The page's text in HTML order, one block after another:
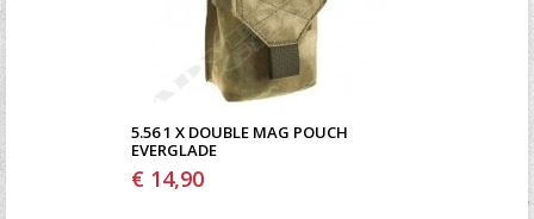
5.56 1 X DOUBLE MAG POUCH
EVERGLADE
€ 14,90